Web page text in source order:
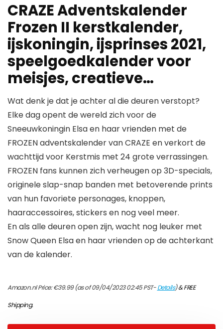
CRAZE Adventskalender
Frozen II kerstkalender,
ijskoningin, ijsprinses 2021,
speelgoedkalender voor
meisjes, creatieve…
Wat denk je dat je achter al die deuren verstopt?
Elke dag opent de wereld zich voor de
Sneeuwkoningin Elsa en haar vrienden met de
FROZEN adventskalender van CRAZE en verkort de
wachttijd voor Kerstmis met 24 grote verrassingen.
FROZEN fans kunnen zich verheugen op 3D-specials,
originele slap-snap banden met betoverende prints
van hun favoriete personages, knoppen,
haaraccessoires, stickers en nog veel meer.
En als alle deuren open zijn, wacht nog leuker met
Snow Queen Elsa en haar vrienden op de achterkant
van de kalender.
Amazon.nl Price:€39.99(as of 09/04/2023 02:45 PST-Details)&FREE
Shipping.